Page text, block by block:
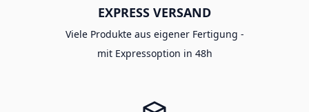
EXPRESS VERSAND
Viele Produkte aus eigener Fertigung -
mit Expressoption in 48h